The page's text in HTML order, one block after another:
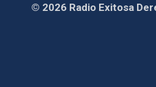
© 2026 Radio Exitosa